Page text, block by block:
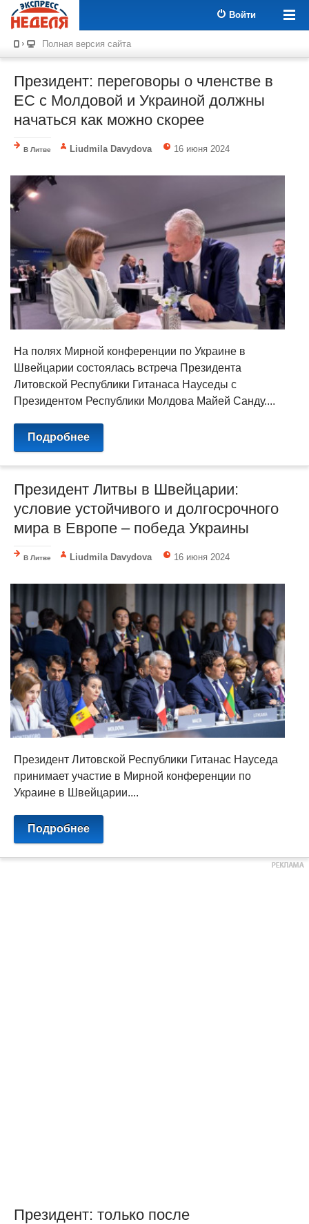
Войти
Полная версия сайта
Президент: переговоры о членстве в
ЕС с Молдовой и Украиной должны
начаться как можно скорее
В Литве Liudmila Davydova 16 июня 2024
На полях Мирной конференции по Украине в
Швейцарии состоялась встреча Президента
Литовской Республики Гитанаса Науседы с
Президентом Республики Молдова Майей Санду....
Подробнее
Президент Литвы в Швейцарии:
условие устойчивого и долгосрочного
мира в Европе – победа Украины
В Литве Liudmila Davydova 16 июня 2024
Президент Литовской Республики Гитанас Науседа
принимает участие в Мирной конференции по
Украине в Швейцарии....
Подробнее
Президент: только после